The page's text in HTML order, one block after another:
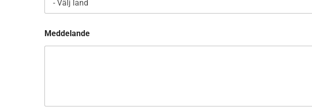
s
dMeddelande